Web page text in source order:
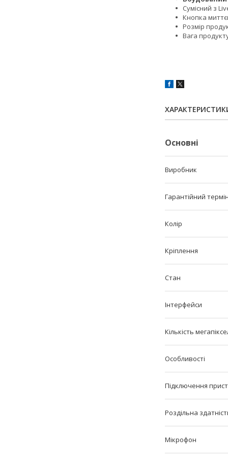
Сумісний з
Кнопка
Розмір
Вага
Основні
Виробник
Гарантійний
Колір
Кріплення
Стан
Інтерфейси
Кількість
Особливості
Підключення
Роздільна
Мікрофон